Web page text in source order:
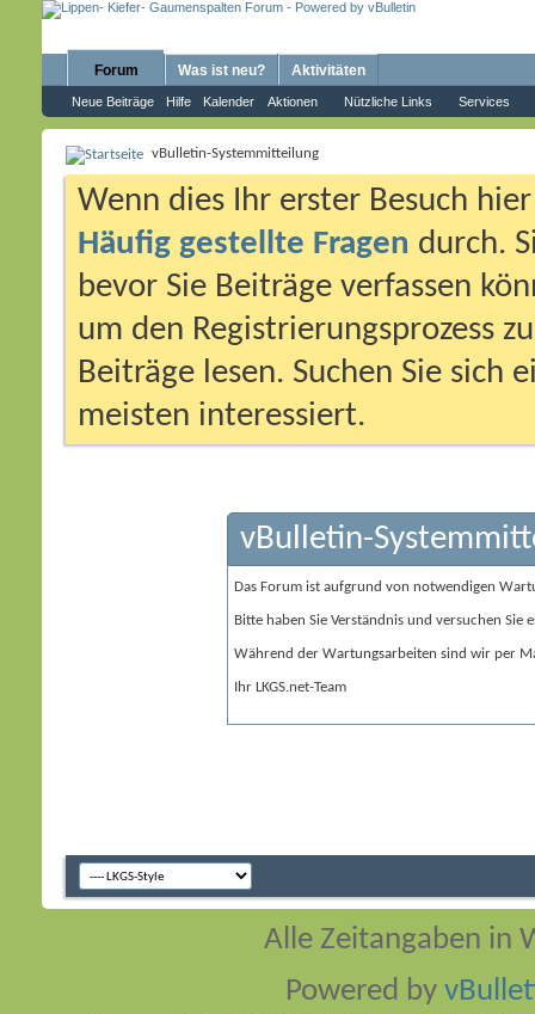
Forum
Neue Beiträge Hilfe Kalender Aktionen Nützliche Links Services
Was ist neu? Aktivitäten
vBulletin-Systemmitteilung
Wenn dies Ihr erster Besuch
Häufig gestellte Fragen durch.
bevor Sie Beiträge verfassen
um den Registrierungsprozess
Beiträge lesen. Suchen Sie sich
meisten interessiert.
vBulletin-
Das Forum ist aufgrund von notwendigen
Bitte haben Sie Verständnis und versuchen Sie
Während der Wartungsarbeiten sind wir per
Ihr LKGS.net-Team
Alle Zeitangaben in
Powered by